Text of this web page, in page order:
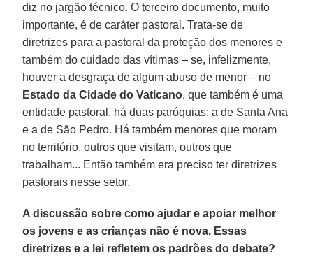
diz no jargão técnico. O terceiro documento, muito
importante, é de caráter pastoral. Trata-se de
diretrizes para a pastoral da proteção dos menores e
também do cuidado das vítimas – se, infelizmente,
houver a desgraça de algum abuso de menor – no
Estado da Cidade do Vaticano, que também é uma
entidade pastoral, há duas paróquias: a de Santa Ana
e a de São Pedro. Há também menores que moram
no território, outros que visitam, outros que
trabalham... Então também era preciso ter diretrizes
pastorais nesse setor.
A discussão sobre como ajudar e apoiar melhor
os jovens e as crianças não é nova. Essas
diretrizes e a lei refletem os padrões do debate?